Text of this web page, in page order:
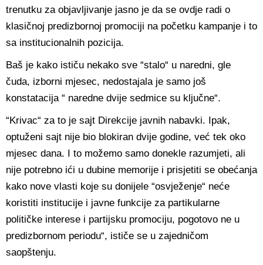
trenutku za objavljivanje jasno je da se ovdje radi o
klasičnoj predizbornoj promociji na početku kampanje i to
sa institucionalnih pozicija.
Baš je kako ističu nekako sve “stalo“ u naredni, gle
čuda, izborni mjesec, nedostajala je samo još
konstatacija “ naredne dvije sedmice su ključne“.
“Krivac“ za to je sajt Direkcije javnih nabavki. Ipak,
optuženi sajt nije bio blokiran dvije godine, već tek oko
mjesec dana. I to možemo samo donekle razumjeti, ali
nije potrebno ići u dubine memorije i prisjetiti se obećanja
kako nove vlasti koje su donijele “osvježenje“ neće
koristiti institucije i javne funkcije za partikularne
političke interese i partijsku promociju, pogotovo ne u
predizbornom periodu“, ističe se u zajedničom
saopštenju.